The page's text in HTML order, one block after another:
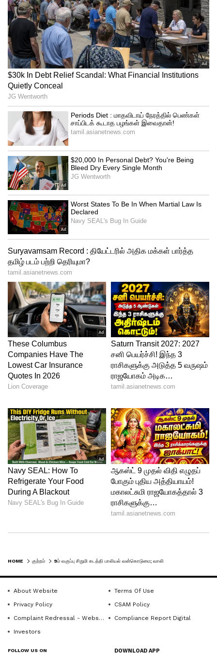
HOME குற்றம்
About Website
Terms Of Use
Privacy Policy
CSAM Policy
Complaint Redressal - Website
Compliance Report Digital
Investors
FOLLOW US ON DOWNLOAD APP